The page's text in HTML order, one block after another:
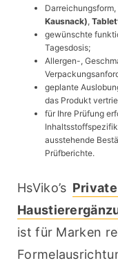
Darreichungsform,
Kausnack),
gewünschte
Tagesdosis;
Allergen-,
geplante
das Produkt
für Ihre Prüfung
ausstehende
Prüfberichte.
HsViko’s
ist für Marken